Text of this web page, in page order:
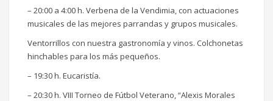
– 20:00 a 4:00 h. Verbena de la Vendimia, con actuaciones
musicales de las mejores parrandas y grupos musicales.
Ventorrillos con nuestra gastronomía y vinos. Colchonetas
hinchables para los más pequeños.
– 19:30 h. Eucaristía.
– 20:30 h. VIII Torneo de Fútbol Veterano, “Alexis Morales